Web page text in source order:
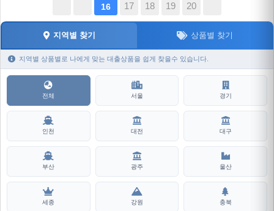
16 17 18 19 20
지역별 찾기 상품별 찾기
지역별 상품별로 나에게 맞는 대출상품을 쉽게 찾을수 있습니다.
전체 서울 경기
인천 대전 대구
부산 광주 울산
세종 강원 충북